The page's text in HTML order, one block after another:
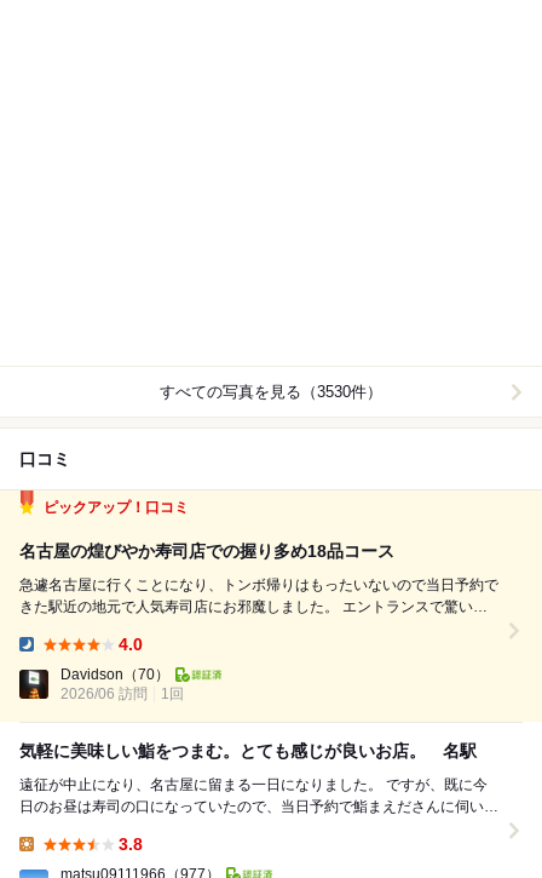
すべての写真を見る（3530件）
口コミ
ピックアップ！口コミ
名古屋の煌びやか寿司店での握り多め18品コース
急遽名古屋に行くことになり、トンボ帰りはもったいないので当日予約で
きた駅近の地元で人気寿司店にお邪魔しました。 エントランスで驚いた
こがエントランス、さすが名古屋汗。入店、シックなカウンターは名古屋
の20代のカップル達で埋まって...
4.0
Davidson （70）
2026/06 訪問
1回
気軽に美味しい鮨をつまむ。とても感じが良いお店。 名駅
遠征が中止になり、名古屋に留まる一日になりました。 ですが、既に今
日のお昼は寿司の口になっていたので、当日予約で鮨まえださんに伺いま
3.8
matsu09111966 （977）